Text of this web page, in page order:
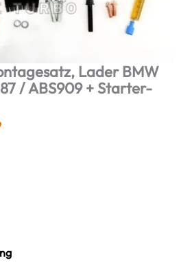
Lader BMW
/ ABS909 + Starter-